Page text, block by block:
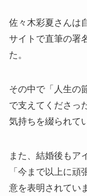
佐々木彩夏さんは
サイトで直筆の署
た。
その中で「人生の
で支えてくださっ
気持ちを綴られて
また、結婚後もア
「今まで以上に
意を表明されてい